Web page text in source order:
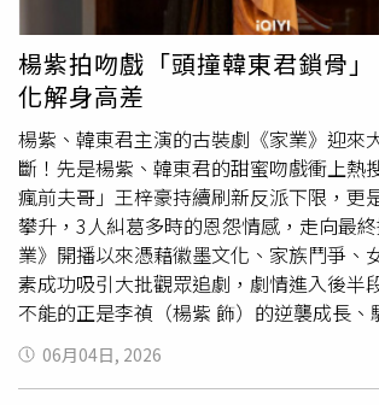
照顧病母、險些錯過女兒婚禮的設定，「
進角色裡，反而讓角色更真實、更感人。」
她立刻帶我拜會所有國民黨籍市議員，要
強調我也是國民黨提名的市長候選人，其
何活動，都會邀請我參加，全力為我造勢
「務虛」，黃敏惠在選戰最「務實」的部
啟楷大力的贊助。張啟楷透露，許多兵家
敏惠交代下去，才有辦法取得的；還有，
的立委、市議員候選人，都想爭取大型造
性、但相當重要的選務工作，恰恰是空降
的「短板」，身為嘉義市龍頭的黃敏惠，
地方如此，國民黨中央也極力促成讓藍白
續執政。張啟楷透露，他獲得提名後第五
麗文主席，她立刻交代嘉義市黨部主委，
且，黨部還有一份輔選計畫書，可以補民
軍」組織戰的不足，而這正是國民黨的強
楊紫拍吻戲「頭撞韓東君鎖骨
化解身高差
楊紫、韓東君主演的古裝劇《家業》迎來
斷！先是楊紫、韓東君的甜蜜吻戲衝上熱
瘋前夫哥」王梓豪持續刷新反派下限，更
攀升，3人糾葛多時的恩怨情感，走向最
業》開播以來憑藉徽墨文化、家族鬥爭、
素成功吸引大批觀眾追劇，劇情進入後半
不能的正是李禎（楊紫 飾）的逆襲成長、
飾）的深情守護，以及前夫哥田本昌（王
厲的瘋狂行徑。韓東君飾演的駱文謙，雖
但因為背負著罪臣之子的秘密身分，對於
06月04日, 2026